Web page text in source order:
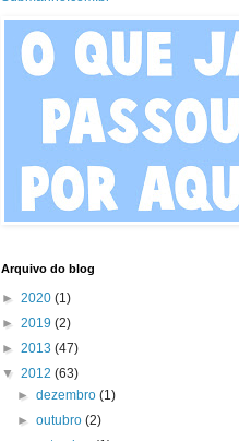
Arquivo do blog
► 2020 (1)
► 2019 (2)
► 2013 (47)
▼ 2012 (63)
►dezembro(1)
►outubro(2)